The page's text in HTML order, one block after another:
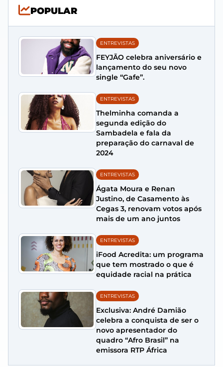
POPULAR
ENTREVISTAS
FEYJÃO celebra aniversário e
lançamento do seu novo
single “Gafe”.
ENTREVISTAS
Thelminha comanda a
segunda edição do
Sambadela e fala da
preparação do carnaval de
2024
ENTREVISTAS
Ágata Moura e Renan
Justino, de Casamento às
Cegas 3, renovam votos após
mais de um ano juntos
ENTREVISTAS
iFood Acredita: um programa
que tem mostrado o que é
equidade racial na prática
ENTREVISTAS
Exclusiva: André Damião
celebra a conquista de ser o
novo apresentador do
quadro “Afro Brasil” na
emissora RTP África